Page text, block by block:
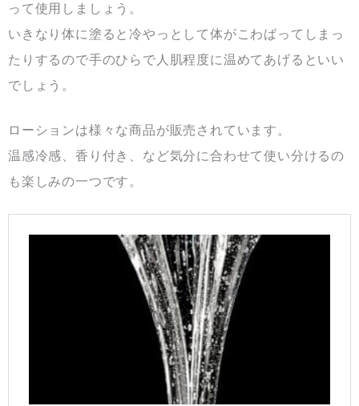
って使用しましょう。
いきなり体に塗ると冷やっとして体がこわばってしまっ
たりするので手のひらで人肌程度に温めてあげるといい
でしょう。
ローションは様々な商品が販売されています。
温感冷感、香り付き、など気分に合わせて使い分けるの
も楽しみの一つです。